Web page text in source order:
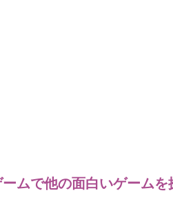
ムで他の面白いゲームを